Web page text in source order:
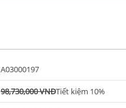
A03000197
98,730,000 VNĐTiết kiệm 10%